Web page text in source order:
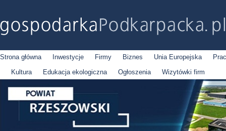
Strona główna Inwestycje Firmy Biznes Unia Europejska
Kultura
Edukacja ekologiczna Ogłoszenia Wizytówki firm